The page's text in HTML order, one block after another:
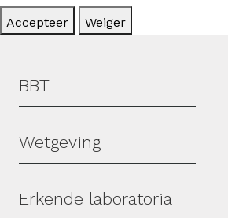
Accepteer Weiger
Hoofdmenu
BBT
Wetgeving
Erkende laboratoria